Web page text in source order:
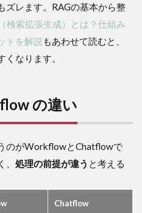
ズレます。RAGの基本から整
検索拡張生成）とは？仕組み
トを解説 もあわせて読むと、
なります。
の違い
のがWorkflowとChatflowで
処理の前提が違う と考える
Chatflow